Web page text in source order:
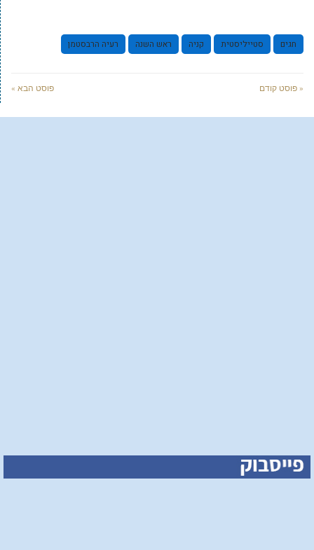
חגים סטייליסטית קניה ראש השנה רעיה הרבסטמן
« פוסט קודם פוסט הבא »